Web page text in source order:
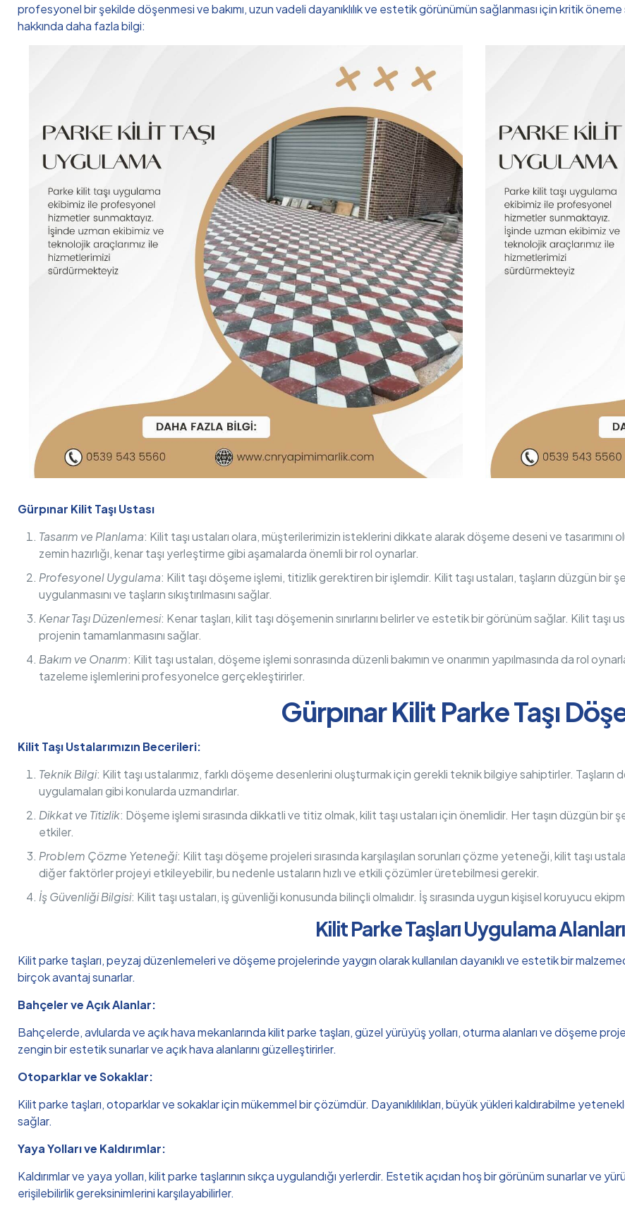
profesyonel bir şekilde döşenmesi ve bakımı, uzun vadeli dayanıklılık ve estetik görünümün sağlanması için kritik
hakkında daha fazla bilgi:
Gürpınar Kilit Taşı Ustası
Tasarım ve Planlama: Kilit taşı ustaları olara, müşterilerimizin isteklerini dikkate alarak döşeme deseni ve tasarımını
zemin hazırlığı, kenar taşı yerleştirme gibi aşamalarda önemli bir rol oynarlar.
Profesyonel Uygulama: Kilit taşı döşeme işlemi, titizlik gerektiren bir işlemdir. Kilit taşı ustaları, taşların düzgün
uygulanmasını ve taşların sıkıştırılmasını sağlar.
Kenar Taşı Düzenlemesi: Kenar taşları, kilit taşı döşemenin sınırlarını belirler ve estetik bir görünüm sağlar. Kilit taşı
projenin tamamlanmasını sağlar.
Bakım ve Onarım: Kilit taşı ustaları, döşeme işlemi sonrasında düzenli bakımın ve onarımın yapılmasında da rol
tazeleme işlemlerini profesyonelce gerçekleştirirler.
Gürpınar Kilit Parke Taşı
Kilit Taşı Ustalarımızın Becerileri:
Teknik Bilgi: Kilit taşı ustalarımız, farklı döşeme desenlerini oluşturmak için gerekli teknik bilgiye sahiptirler. Taşların
uygulamaları gibi konularda uzmandırlar.
Dikkat ve Titizlik: Döşeme işlemi sırasında dikkatli ve titiz olmak, kilit taşı ustaları için önemlidir. Her taşın düzgün bir
etkiler.
Problem Çözme Yeteneği: Kilit taşı döşeme projeleri sırasında karşılaşılan sorunları çözme yeteneği, kilit taşı
diğer faktörler projeyi etkileyebilir, bu nedenle ustaların hızlı ve etkili çözümler üretebilmesi gerekir.
İş Güvenliği Bilgisi: Kilit taşı ustaları, iş güvenliği konusunda bilinçli olmalıdır. İş sırasında uygun kişisel koruyucu
Kilit Parke Taşları Uygulama
Kilit parke taşları, peyzaj düzenlemeleri ve döşeme projelerinde yaygın olarak kullanılan dayanıklı ve estetik bir
birçok avantaj sunarlar.
Bahçeler ve Açık Alanlar:
Bahçelerde, avlularda ve açık hava mekanlarında kilit parke taşları, güzel yürüyüş yolları, oturma alanları ve döşeme
zengin bir estetik sunarlar ve açık hava alanlarını güzelleştirirler.
Otoparklar ve Sokaklar:
Kilit parke taşları, otoparklar ve sokaklar için mükemmel bir çözümdür. Dayanıklılıkları, büyük yükleri kaldırabilme
sağlar.
Yaya Yolları ve Kaldırımlar:
Kaldırımlar ve yaya yolları, kilit parke taşlarının sıkça uygulandığı yerlerdir. Estetik açıdan hoş bir görünüm sunarlar ve
erişilebilirlik gereksinimlerini karşılayabilirler.